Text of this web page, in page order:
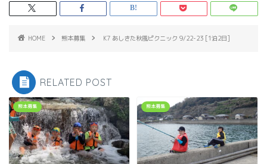
HOME 熊本募集 K7 あしきた秋風ピクニック 9/22-23 [1泊2日]
RELATED POST
熊本募集 熊本募集